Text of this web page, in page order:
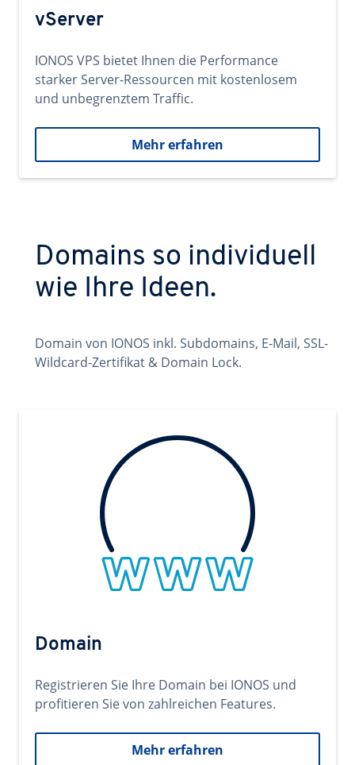
vServer
IONOS VPS bietet Ihnen die Performance
starker Server-Ressourcen mit kostenlosem
und unbegrenztem Traffic.
Mehr erfahren
Domains so individuell
wie Ihre Ideen.
Domain von IONOS inkl. Subdomains, E-Mail, SSL-
Wildcard-Zertifikat & Domain Lock.
Domain
Registrieren Sie Ihre Domain bei IONOS und
profitieren Sie von zahlreichen Features.
Mehr erfahren